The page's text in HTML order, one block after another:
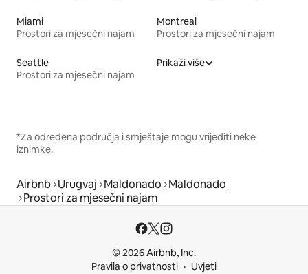
Miami
Prostori za mjesečni najam
Montreal
Prostori za mjesečni najam
Seattle
Prostori za mjesečni najam
Prikaži više
*Za određena područja i smještaje mogu vrijediti neke
iznimke.
Airbnb Urugvaj Maldonado Maldonado
Prostori za mjesečni najam
© 2026 Airbnb, Inc.
Pravila o privatnosti
Uvjeti